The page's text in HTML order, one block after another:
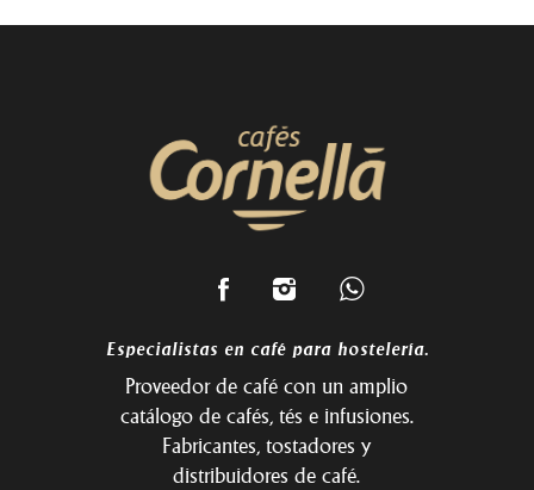
Especialistas en café para hostelería.
Proveedor de café con un amplio
catálogo de cafés, tés e infusiones.
Fabricantes, tostadores y
distribuidores de café.